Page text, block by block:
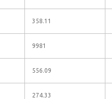
358.11
9981
556.09
274.33